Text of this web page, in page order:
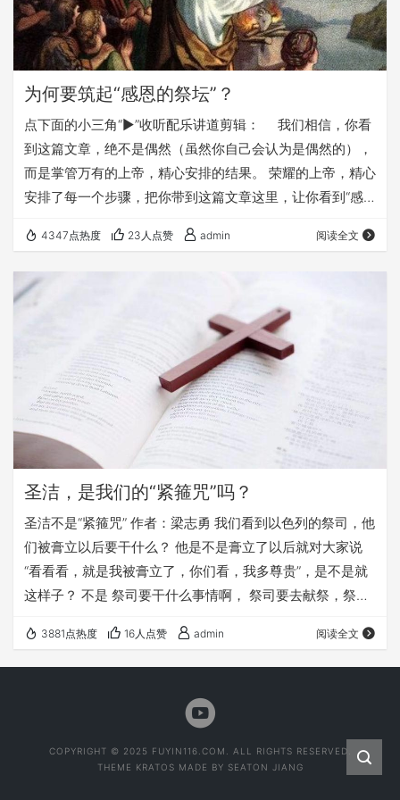
为何要筑起“感恩的祭坛”？
点下面的小三角“►”收听配乐讲道剪辑： 我们相信，你看
到这篇文章，绝不是偶然（虽然你自己会认为是偶然的），
而是掌管万有的上帝，精心安排的结果。 荣耀的上帝，精心
安排了每一个步骤，把你带到这篇文章这里，让你看到“感
学习过一个感恩的生活，而且是最崇高的感恩生活——常常
向上帝感恩，这无疑是最高级的感恩了。 但要过这样最高级
的感恩生活，你需要用感恩的心，接受上帝的爱（当我们拒
绝上帝的爱，我们就是拒绝恩典，这本身就是不感恩），成
4347点热度 23人点赞 admin 阅读全文
圣洁，是我们的“紧箍咒”吗？
圣洁不是“紧箍咒” 作者：梁志勇 我们看到以色列的祭司，他
们被膏立以后要干什么？ 他是不是膏立了以后就对大家说
“看看看，就是我被膏立了，你们看，我多尊贵”，是不是就
这样子？ 不是 祭司要干什么事情啊， 祭司要去献祭，祭司
司的圣洁的服事，给我们都有哪些重要的提醒。 我们看到
当祭司去服事的时候，上帝就吩咐他们说，你们要从此以后
羊，他就要开始服侍。 我们刚才讲了，在出埃及记29章，
3881点热度 16人点赞 admin 阅读全文
COPYRIGHT © 2025 FUYIN116.COM. ALL RIGHTS RESERVED.
THEME KRATOS MADE BY SEATON JIANG